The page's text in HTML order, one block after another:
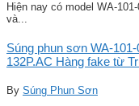
Hiện nay có model WA-
và...
Súng phun sơn WA-
132P.AC Hàng fake từ
By Súng Phun Sơn